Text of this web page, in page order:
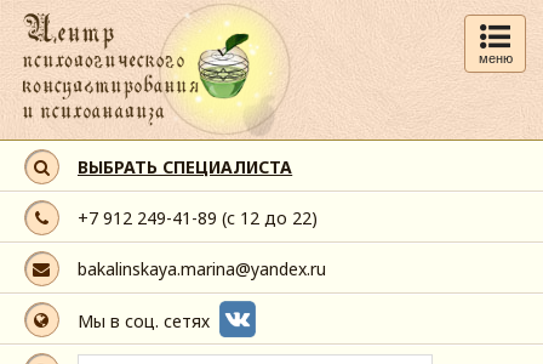
меню
ВЫБРАТЬ СПЕЦИАЛИСТА
+7 912 249-41-89 (с 12 до 22)
bakalinskaya.marina@yandex.ru
Мы в соц. сетях